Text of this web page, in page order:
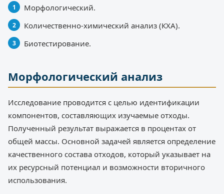
Морфологический.
Количественно-химический анализ (КХА).
Биотестирование.
Морфологический анализ
Исследование проводится с целью идентификации
компонентов, составляющих изучаемые отходы.
Полученный результат выражается в процентах от
общей массы. Основной задачей является определение
качественного состава отходов, который указывает на
их ресурсный потенциал и возможности вторичного
использования.